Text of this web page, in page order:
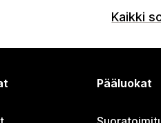
Kaikki
Pääluokat